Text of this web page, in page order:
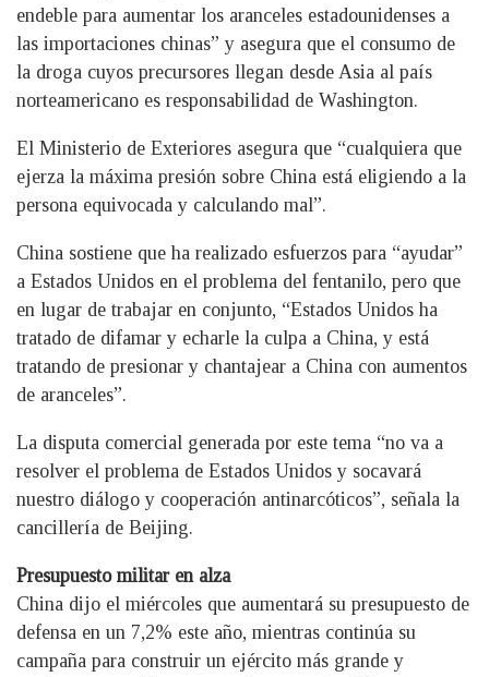
endeble para aumentar los aranceles estadounidenses a
las importaciones chinas” y asegura que el consumo de
la droga cuyos precursores llegan desde Asia al país
norteamericano es responsabilidad de Washington.
El Ministerio de Exteriores asegura que “cualquiera que
ejerza la máxima presión sobre China está eligiendo a la
persona equivocada y calculando mal”.
China sostiene que ha realizado esfuerzos para “ayudar”
a Estados Unidos en el problema del fentanilo, pero que
en lugar de trabajar en conjunto, “Estados Unidos ha
tratado de difamar y echarle la culpa a China, y está
tratando de presionar y chantajear a China con aumentos
de aranceles”.
La disputa comercial generada por este tema “no va a
resolver el problema de Estados Unidos y socavará
nuestro diálogo y cooperación antinarcóticos”, señala la
cancillería de Beijing.
Presupuesto militar en alza
China dijo el miércoles que aumentará su presupuesto de
defensa en un 7,2% este año, mientras continúa su
campaña para construir un ejército más grande y